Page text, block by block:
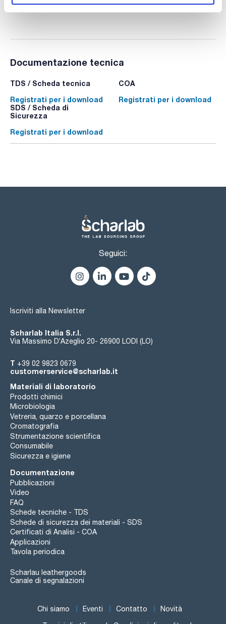
Documentazione tecnica
TDS / Scheda tecnica
Registrati per i download
COA
Registrati per i download
SDS / Scheda di
Sicurezza
Registrati per i download
Seguici:
Iscriviti alla Newsletter
Scharlab Italia S.r.l.
Via Massimo D’Azeglio 20- 26900 LODI (LO)
T +39 02 9823 0679
customerservice@scharlab.it
Materiali di laboratorio
Prodotti chimici
Microbiologia
Vetreria, quarzo e porcellana
Cromatografia
Strumentazione scientifica
Consumabile
Sicurezza e igiene
Documentazione
Pubblicazioni
Video
FAQ
Schede tecniche - TDS
Schede di sicurezza dei materiali - SDS
Certificati di Analisi - COA
Applicazioni
Tavola periodica
Scharlau leathergoods
Canale di segnalazioni
Chi siamo Eventi Contatto Novità